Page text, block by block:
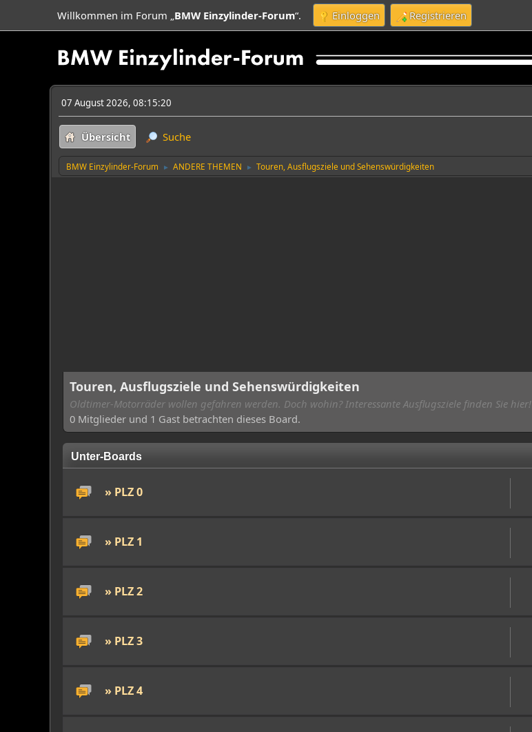
Willkommen im Forum „BMW Einzylinder-Forum“. Einloggen Registrieren
07 August 2026, 08:15:20
Übersicht Suche
BMW Einzylinder-Forum ► ANDERE THEMEN ► Touren, Ausflugsziele und Sehenswürdigkeiten
Touren, Ausflugsziele und Sehenswürdigkeiten
Oldtimer-Motorräder wollen gefahren werden. Doch wohin? Interessante Ausflugsziele finden Sie hier!
0 Mitglieder und 1 Gast betrachten dieses Board.
Unter-Boards
» PLZ 0
» PLZ 1
» PLZ 2
» PLZ 3
» PLZ 4